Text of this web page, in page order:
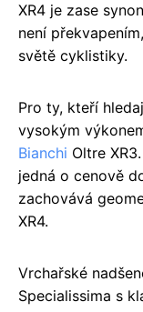
XR4 je zase
není
světě cyklistiky.
Pro ty, kteří
vysokým
Bianchi Oltre
jedná o cenově
zachovává
XR4.
Vrchařské
Specialissima s